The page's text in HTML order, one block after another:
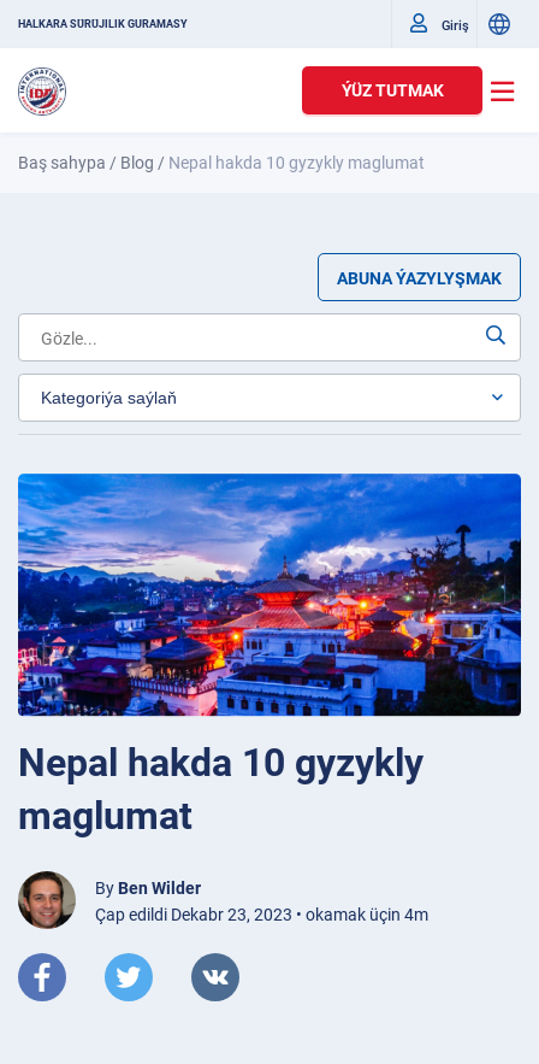
HALKARA SÜRÜJILIK GURAMASY Giriş
ÝÜZ TUTMAK
Baş sahypa / Blog / Nepal hakda 10 gyzykly maglumat
ABUNA ÝAZYLYŞMAK
Nepal hakda 10 gyzykly
maglumat
By Ben Wilder
Çap edildi Dekabr 23, 2023 • okamak üçin 4m